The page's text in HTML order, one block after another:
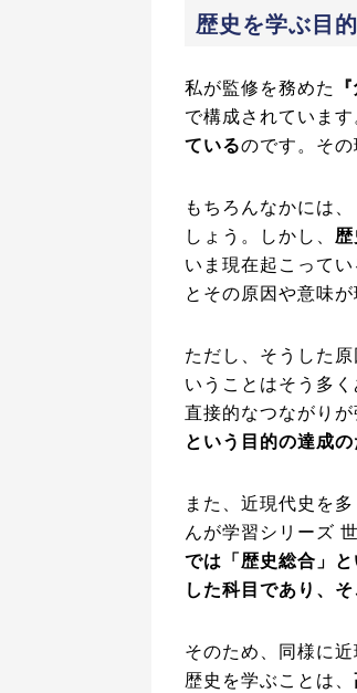
歴史を学ぶ目
私が監修を務めた
で構成されていま
ているのです。その
もちろんなかには
しょう。しかし、
いま現在起こって
とその原因や意味が
ただし、そうした
いうことはそう多
直接的なつながり
という目的の達成
また、近現代史を
んが学習シリーズ
では「歴史総合」
した科目であり、
そのため、同様に
歴史を学ぶことは、